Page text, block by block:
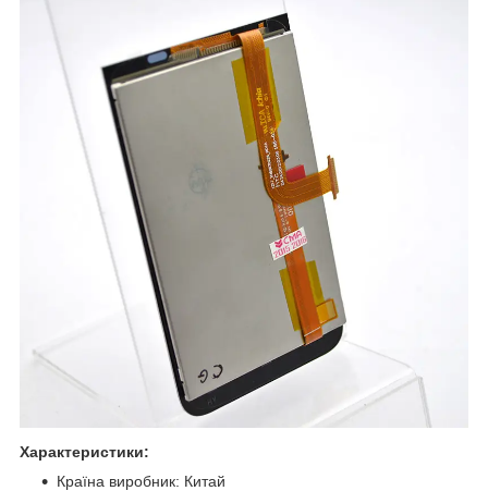
Характеристики:
Країна виробник: Китай